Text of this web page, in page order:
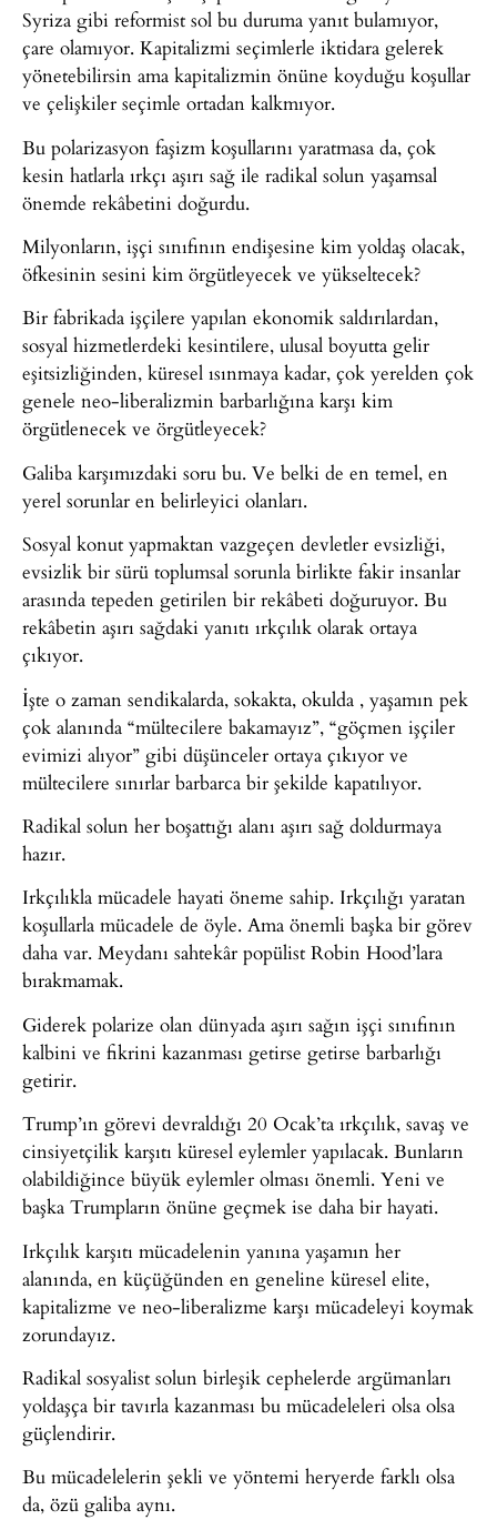
Syriza gibi reformist sol bu duruma yanıt bulamıyor,
çare olamıyor. Kapitalizmi seçimlerle iktidara gelerek
yönetebilirsin ama kapitalizmin önüne koyduğu koşullar
ve çelişkiler seçimle ortadan kalkmıyor.
Bu polarizasyon faşizm koşullarını yaratmasa da, çok
kesin hatlarla ırkçı aşırı sağ ile radikal solun yaşamsal
önemde rekâbetini doğurdu.
Milyonların, işçi sınıfının endişesine kim yoldaş olacak,
öfkesinin sesini kim örgütleyecek ve yükseltecek?
Bir fabrikada işçilere yapılan ekonomik saldırılardan,
sosyal hizmetlerdeki kesintilere, ulusal boyutta gelir
eşitsizliğinden, küresel ısınmaya kadar, çok yerelden çok
genele neo-liberalizmin barbarlığına karşı kim
örgütlenecek ve örgütleyecek?
Galiba karşımızdaki soru bu. Ve belki de en temel, en
yerel sorunlar en belirleyici olanları.
Sosyal konut yapmaktan vazgeçen devletler evsizliği,
evsizlik bir sürü toplumsal sorunla birlikte fakir insanlar
arasında tepeden getirilen bir rekâbeti doğuruyor. Bu
rekâbetin aşırı sağdaki yanıtı ırkçılık olarak ortaya
çıkıyor.
İşte o zaman sendikalarda, sokakta, okulda , yaşamın pek
çok alanında “mültecilere bakamayız”, “göçmen işçiler
evimizi alıyor” gibi düşünceler ortaya çıkıyor ve
mültecilere sınırlar barbarca bir şekilde kapatılıyor.
Radikal solun her boşattığı alanı aşırı sağ doldurmaya
hazır.
Irkçılıkla mücadele hayati öneme sahip. Irkçılığı yaratan
koşullarla mücadele de öyle. Ama önemli başka bir görev
daha var. Meydanı sahtekâr popülist Robin Hood’lara
bırakmamak.
Giderek polarize olan dünyada aşırı sağın işçi sınıfının
kalbini ve fikrini kazanması getirse getirse barbarlığı
getirir.
Trump’ın görevi devraldığı 20 Ocak’ta ırkçılık, savaş ve
cinsiyetçilik karşıtı küresel eylemler yapılacak. Bunların
olabildiğince büyük eylemler olması önemli. Yeni ve
başka Trumpların önüne geçmek ise daha bir hayati.
Irkçılık karşıtı mücadelenin yanına yaşamın her
alanında, en küçüğünden en geneline küresel elite,
kapitalizme ve neo-liberalizme karşı mücadeleyi koymak
zorundayız.
Radikal sosyalist solun birleşik cephelerde argümanları
yoldaşça bir tavırla kazanması bu mücadeleleri olsa olsa
güçlendirir.
Bu mücadelelerin şekli ve yöntemi heryerde farklı olsa
da, özü galiba aynı.